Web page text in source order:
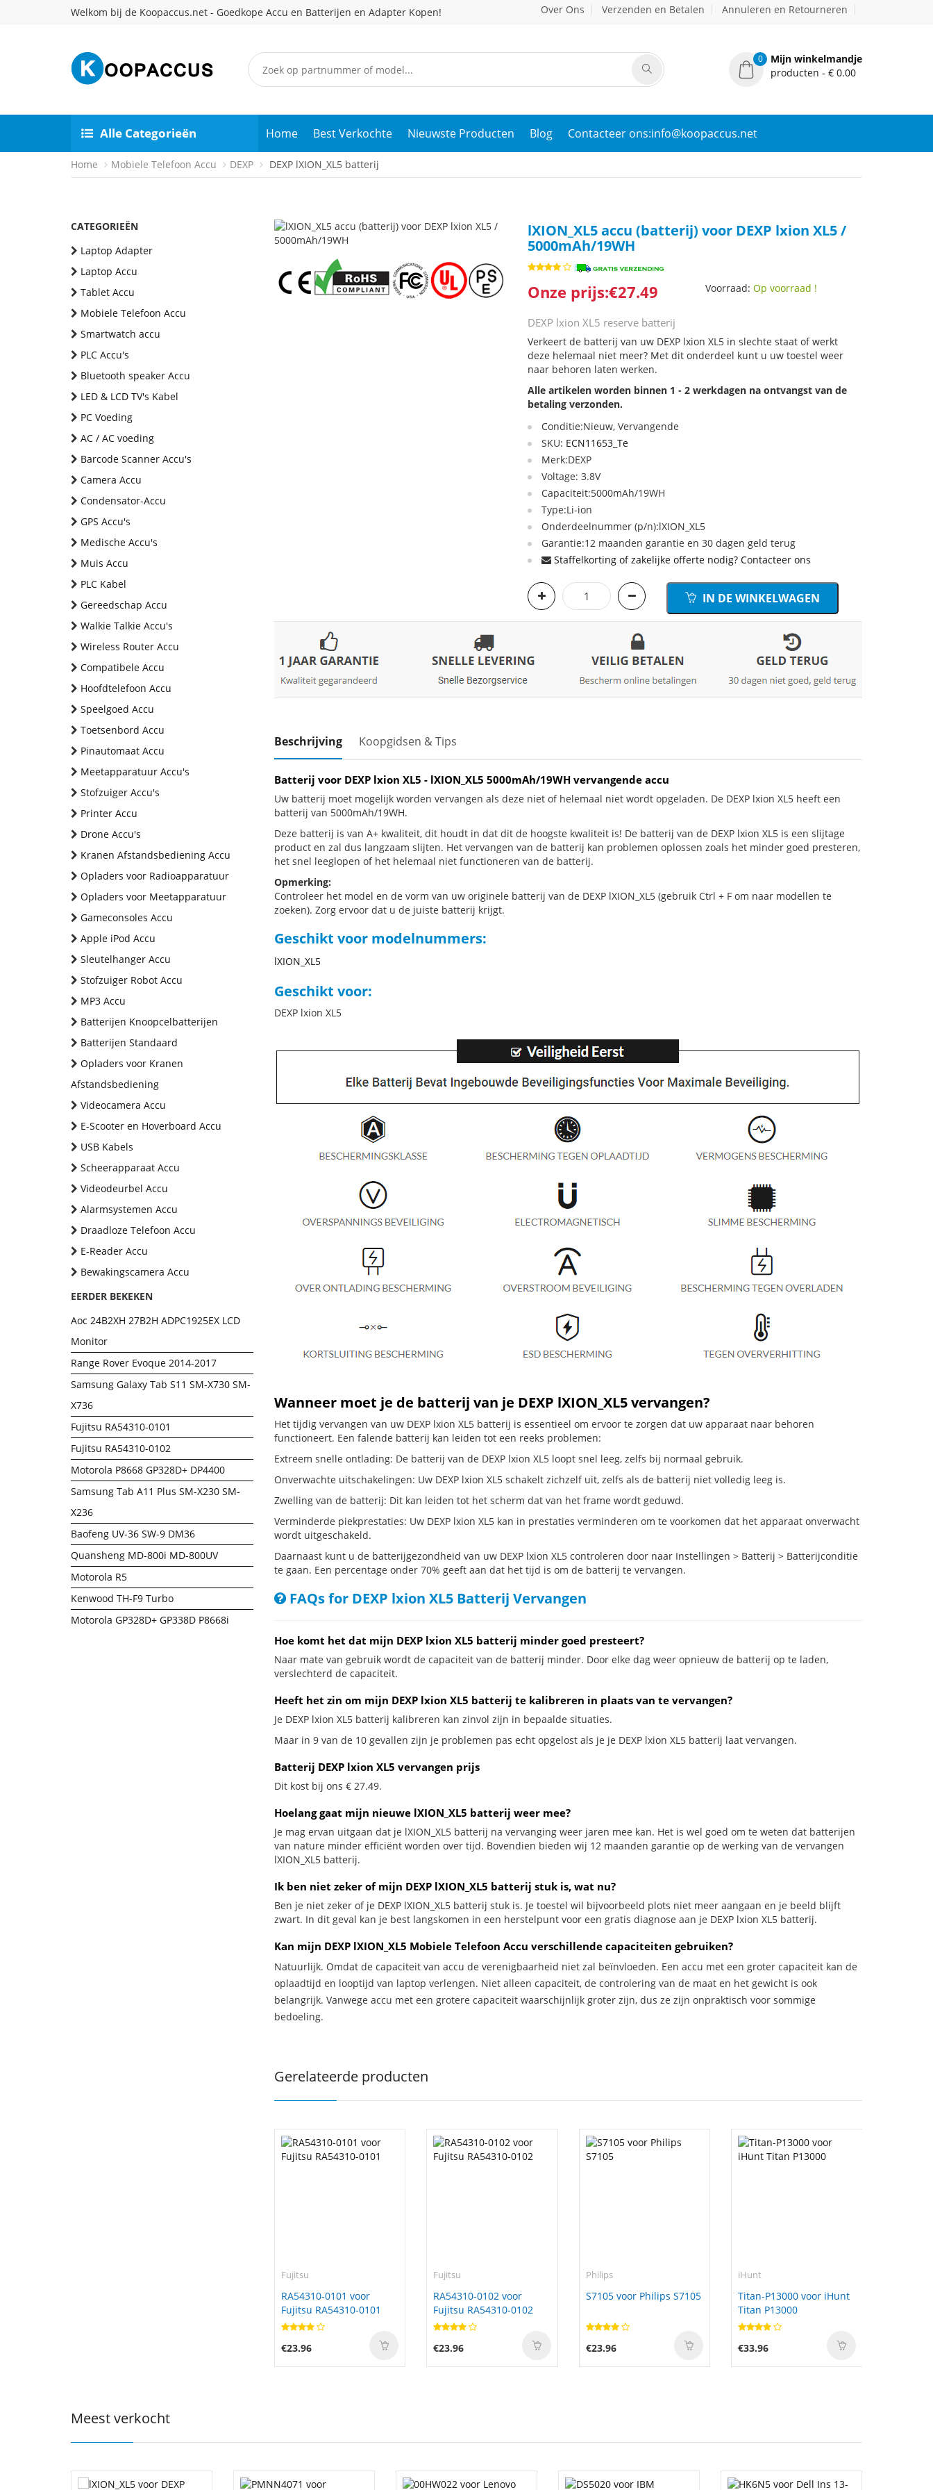
Welkom bij de Koopaccus.net - Goedkope Accu en Batterijen en Adapter Kopen! Over Ons Verzenden en Betalen Annuleren en Retourneren
0
Mijn winkelmandje
producten - € 0.00
Alle Categorieën Home Best Verkochte Nieuwste Producten Blog Contacteer ons:info@koopaccus.net
Home Mobiele Telefoon Accu DEXP DEXP lXION_XL5 batterij
CATEGORIEËN
Laptop Adapter
Laptop Accu
Tablet Accu
Mobiele Telefoon Accu
Smartwatch accu
PLC Accu's
Bluetooth speaker Accu
LED & LCD TV's Kabel
PC Voeding
AC / AC voeding
Barcode Scanner Accu's
Camera Accu
Condensator-Accu
GPS Accu's
Medische Accu's
Muis Accu
PLC Kabel
Gereedschap Accu
Walkie Talkie Accu's
Wireless Router Accu
Compatibele Accu
Hoofdtelefoon Accu
Speelgoed Accu
Toetsenbord Accu
Pinautomaat Accu
Meetapparatuur Accu's
Stofzuiger Accu's
Printer Accu
Drone Accu's
Kranen Afstandsbediening Accu
Opladers voor Radioapparatuur
Opladers voor Meetapparatuur
Gameconsoles Accu
Apple iPod Accu
Sleutelhanger Accu
Stofzuiger Robot Accu
MP3 Accu
Batterijen Knoopcelbatterijen
Batterijen Standaard
Opladers voor Kranen
Afstandsbediening
Videocamera Accu
E-Scooter en Hoverboard Accu
USB Kabels
Scheerapparaat Accu
Videodeurbel Accu
Alarmsystemen Accu
Draadloze Telefoon Accu
E-Reader Accu
Bewakingscamera Accu
EERDER BEKEKEN
Aoc 24B2XH 27B2H ADPC1925EX LCD
Monitor
Range Rover Evoque 2014-2017
Samsung Galaxy Tab S11 SM-X730 SM-
X736
Fujitsu RA54310-0101
Fujitsu RA54310-0102
Motorola P8668 GP328D+ DP4400
Samsung Tab A11 Plus SM-X230 SM-
X236
Baofeng UV-36 SW-9 DM36
Quansheng MD-800i MD-800UV
Motorola R5
Kenwood TH-F9 Turbo
Motorola GP328D+ GP338D P8668i
lXION_XL5 accu (batterij) voor DEXP lxion XL5 /
5000mAh/19WH
Onze prijs:€27.49 Voorraad:Op voorraad !
DEXP lxion XL5 reserve batterij
Verkeert de batterij van uw DEXP lxion XL5 in slechte staat of werkt
deze helemaal niet meer? Met dit onderdeel kunt u uw toestel weer
naar behoren laten werken.
Alle artikelen worden binnen 1 - 2 werkdagen na ontvangst van de
betaling verzonden.
Conditie:Nieuw, Vervangende
SKU: ECN11653_Te
Merk:DEXP
Voltage: 3.8V
Capaciteit:5000mAh/19WH
Type:Li-ion
Onderdeelnummer (p/n):lXION_XL5
Garantie:12 maanden garantie en 30 dagen geld terug
Staffelkorting of zakelijke offerte nodig? Contacteer ons
IN DE WINKELWAGEN
Beschrijving Koopgidsen & Tips
Batterij voor DEXP lxion XL5 - lXION_XL5 5000mAh/19WH vervangende accu
Uw batterij moet mogelijk worden vervangen als deze niet of helemaal niet wordt opgeladen. De DEXP lxion XL5 heeft een
batterij van 5000mAh/19WH.
Deze batterij is van A+ kwaliteit, dit houdt in dat dit de hoogste kwaliteit is! De batterij van de DEXP lxion XL5 is een slijtage
product en zal dus langzaam slijten. Het vervangen van de batterij kan problemen oplossen zoals het minder goed presteren,
het snel leeglopen of het helemaal niet functioneren van de batterij.
Opmerking:
Controleer het model en de vorm van uw originele batterij van de DEXP lXION_XL5 (gebruik Ctrl + F om naar modellen te
zoeken). Zorg ervoor dat u de juiste batterij krijgt.
Geschikt voor modelnummers:
lXION_XL5
Geschikt voor:
DEXP lxion XL5
Wanneer moet je de batterij van je DEXP lXION_XL5 vervangen?
Het tijdig vervangen van uw DEXP lxion XL5 batterij is essentieel om ervoor te zorgen dat uw apparaat naar behoren
functioneert. Een falende batterij kan leiden tot een reeks problemen:
Extreem snelle ontlading: De batterij van de DEXP lxion XL5 loopt snel leeg, zelfs bij normaal gebruik.
Onverwachte uitschakelingen: Uw DEXP lxion XL5 schakelt zichzelf uit, zelfs als de batterij niet volledig leeg is.
Zwelling van de batterij: Dit kan leiden tot het scherm dat van het frame wordt geduwd.
Verminderde piekprestaties: Uw DEXP lxion XL5 kan in prestaties verminderen om te voorkomen dat het apparaat onverwacht
wordt uitgeschakeld.
Daarnaast kunt u de batterijgezondheid van uw DEXP lxion XL5 controleren door naar Instellingen > Batterij > Batterijconditie
te gaan. Een percentage onder 70% geeft aan dat het tijd is om de batterij te vervangen.
FAQs for DEXP lxion XL5 Batterij Vervangen
Hoe komt het dat mijn DEXP lxion XL5 batterij minder goed presteert?
Naar mate van gebruik wordt de capaciteit van de batterij minder. Door elke dag weer opnieuw de batterij op te laden,
verslechterd de capaciteit.
Heeft het zin om mijn DEXP lxion XL5 batterij te kalibreren in plaats van te vervangen?
Je DEXP lxion XL5 batterij kalibreren kan zinvol zijn in bepaalde situaties.
Maar in 9 van de 10 gevallen zijn je problemen pas echt opgelost als je je DEXP lxion XL5 batterij laat vervangen.
Batterij DEXP lxion XL5 vervangen prijs
Dit kost bij ons € 27.49.
Hoelang gaat mijn nieuwe lXION_XL5 batterij weer mee?
Je mag ervan uitgaan dat je lXION_XL5 batterij na vervanging weer jaren mee kan. Het is wel goed om te weten dat batterijen
van nature minder efficiënt worden over tijd. Bovendien bieden wij 12 maanden garantie op de werking van de vervangen
lXION_XL5 batterij.
Ik ben niet zeker of mijn DEXP lXION_XL5 batterij stuk is, wat nu?
Ben je niet zeker of je DEXP lXION_XL5 batterij stuk is. Je toestel wil bijvoorbeeld plots niet meer aangaan en je beeld blijft
zwart. In dit geval kan je best langskomen in een herstelpunt voor een gratis diagnose aan je DEXP lxion XL5 batterij.
Kan mijn DEXP lXION_XL5 Mobiele Telefoon Accu verschillende capaciteiten gebruiken?
Natuurlijk. Omdat de capaciteit van accu de verenigbaarheid niet zal beïnvloeden. Een accu met een groter capaciteit kan de
oplaadtijd en looptijd van laptop verlengen. Niet alleen capaciteit, de controlering van de maat en het gewicht is ook
belangrijk. Vanwege accu met een grotere capaciteit waarschijnlijk groter zijn, dus ze zijn onpraktisch voor sommige
bedoeling.
Gerelateerde producten
Fujitsu
RA54310-0101 voor
Fujitsu RA54310-0101
€23.96
Fujitsu
RA54310-0102 voor
Fujitsu RA54310-0102
€23.96
Philips
S7105 voor Philips S7105
€23.96
iHunt
Titan-P13000 voor iHunt
Titan P13000
€33.96
Meest verkocht